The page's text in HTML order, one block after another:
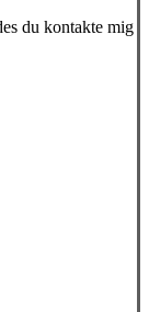
du kontakte mig